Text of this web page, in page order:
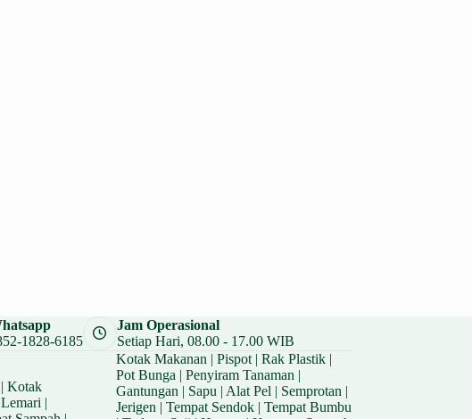
1828-6185
Jam Operasional
Setiap Hari, 08.00 - 17.00 WIB
Kotak
Lemari |
Kotak Makanan | Pispot| Rak Plastik|
Pot Bunga | Penyiram Tanaman |
Gantungan | Sapu | Alat Pel | Semprotan |
Jerigen | Tempat Sendok| Tempat Bumbu